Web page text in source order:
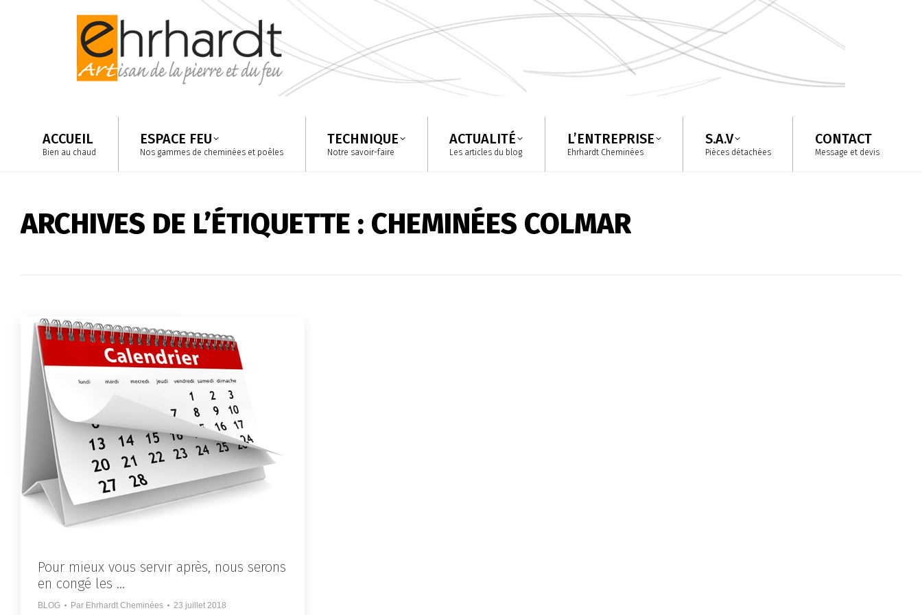
ACCUEIL
Bien au chaud
ESPACE FEU
Nos gammes de cheminées et poêles
TECHNIQUE
Notre savoir-faire
ACTUALITÉ
Les articles du blog
L’ENTREPRISE
Ehrhardt Cheminées
S.A.V
Pièces détachées
CONTACT
Message et devis
ARCHIVES DE L’ÉTIQUETTE : CHEMINÉES COLMAR
Pour mieux vous servir après, nous serons
en congé les …
BLOG Par Ehrhardt Cheminées 23 juillet 2018
ACCUEIL
Bien au chaud
ESPACE FEU
Nos gammes de cheminées et poêles
ACTUALITÉ
Les articles du blog
L’ENTREPRISE
Ehrhardt Cheminées
S.A.V
Pièces détachées Message et devis